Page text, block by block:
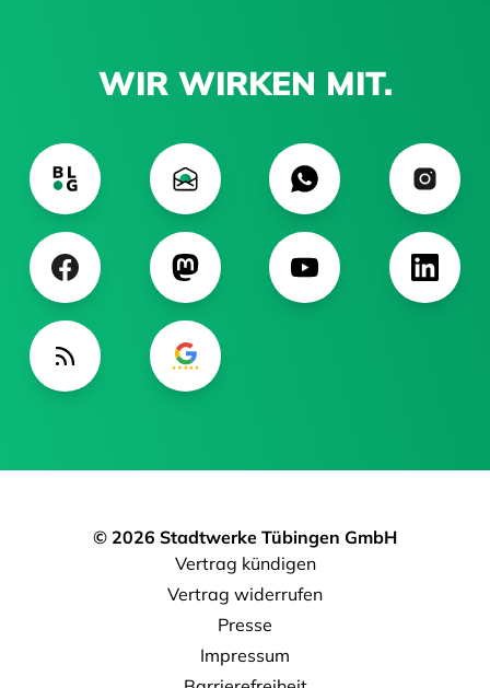
WIR WIRKEN MIT.
© 2026 Stadtwerke Tübingen GmbH
Vertrag kündigen
Vertrag widerrufen
Presse
Impressum